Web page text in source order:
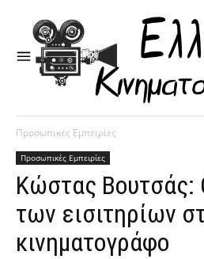
Προσωπικές Εμπειρίες
Προσωπικές Εμπειρίες
Κώστας Βουτσάς:
των εισιτηρίων
κινηματογράφο